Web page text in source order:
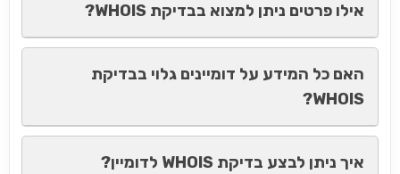
אילו פרטים ניתן למצוא בבדיקת WHOIS?
האם כל המידע על דומיינים גלוי בבדיקת
WHOIS?
איך ניתן לבצע בדיקת WHOIS לדומיין?